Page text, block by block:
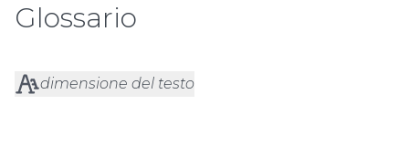
Glossario
dimensione del testo